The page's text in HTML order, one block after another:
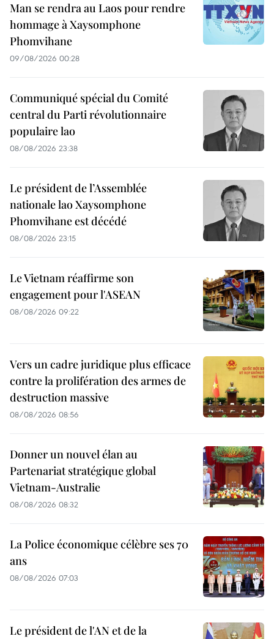
Man se rendra au Laos pour rendre
hommage à Xaysomphone
Phomvihane
09/08/2026 00:28
Communiqué spécial du Comité
central du Parti révolutionnaire
populaire lao
08/08/2026 23:38
Le président de l’Assemblée
nationale lao Xaysomphone
Phomvihane est décédé
08/08/2026 23:15
Le Vietnam réaffirme son
engagement pour l'ASEAN
08/08/2026 09:22
Vers un cadre juridique plus efficace
contre la prolifération des armes de
destruction massive
08/08/2026 08:56
Donner un nouvel élan au
Partenariat stratégique global
Vietnam-Australie
08/08/2026 08:32
La Police économique célèbre ses 70
ans
08/08/2026 07:03
Le président de l'AN et de la